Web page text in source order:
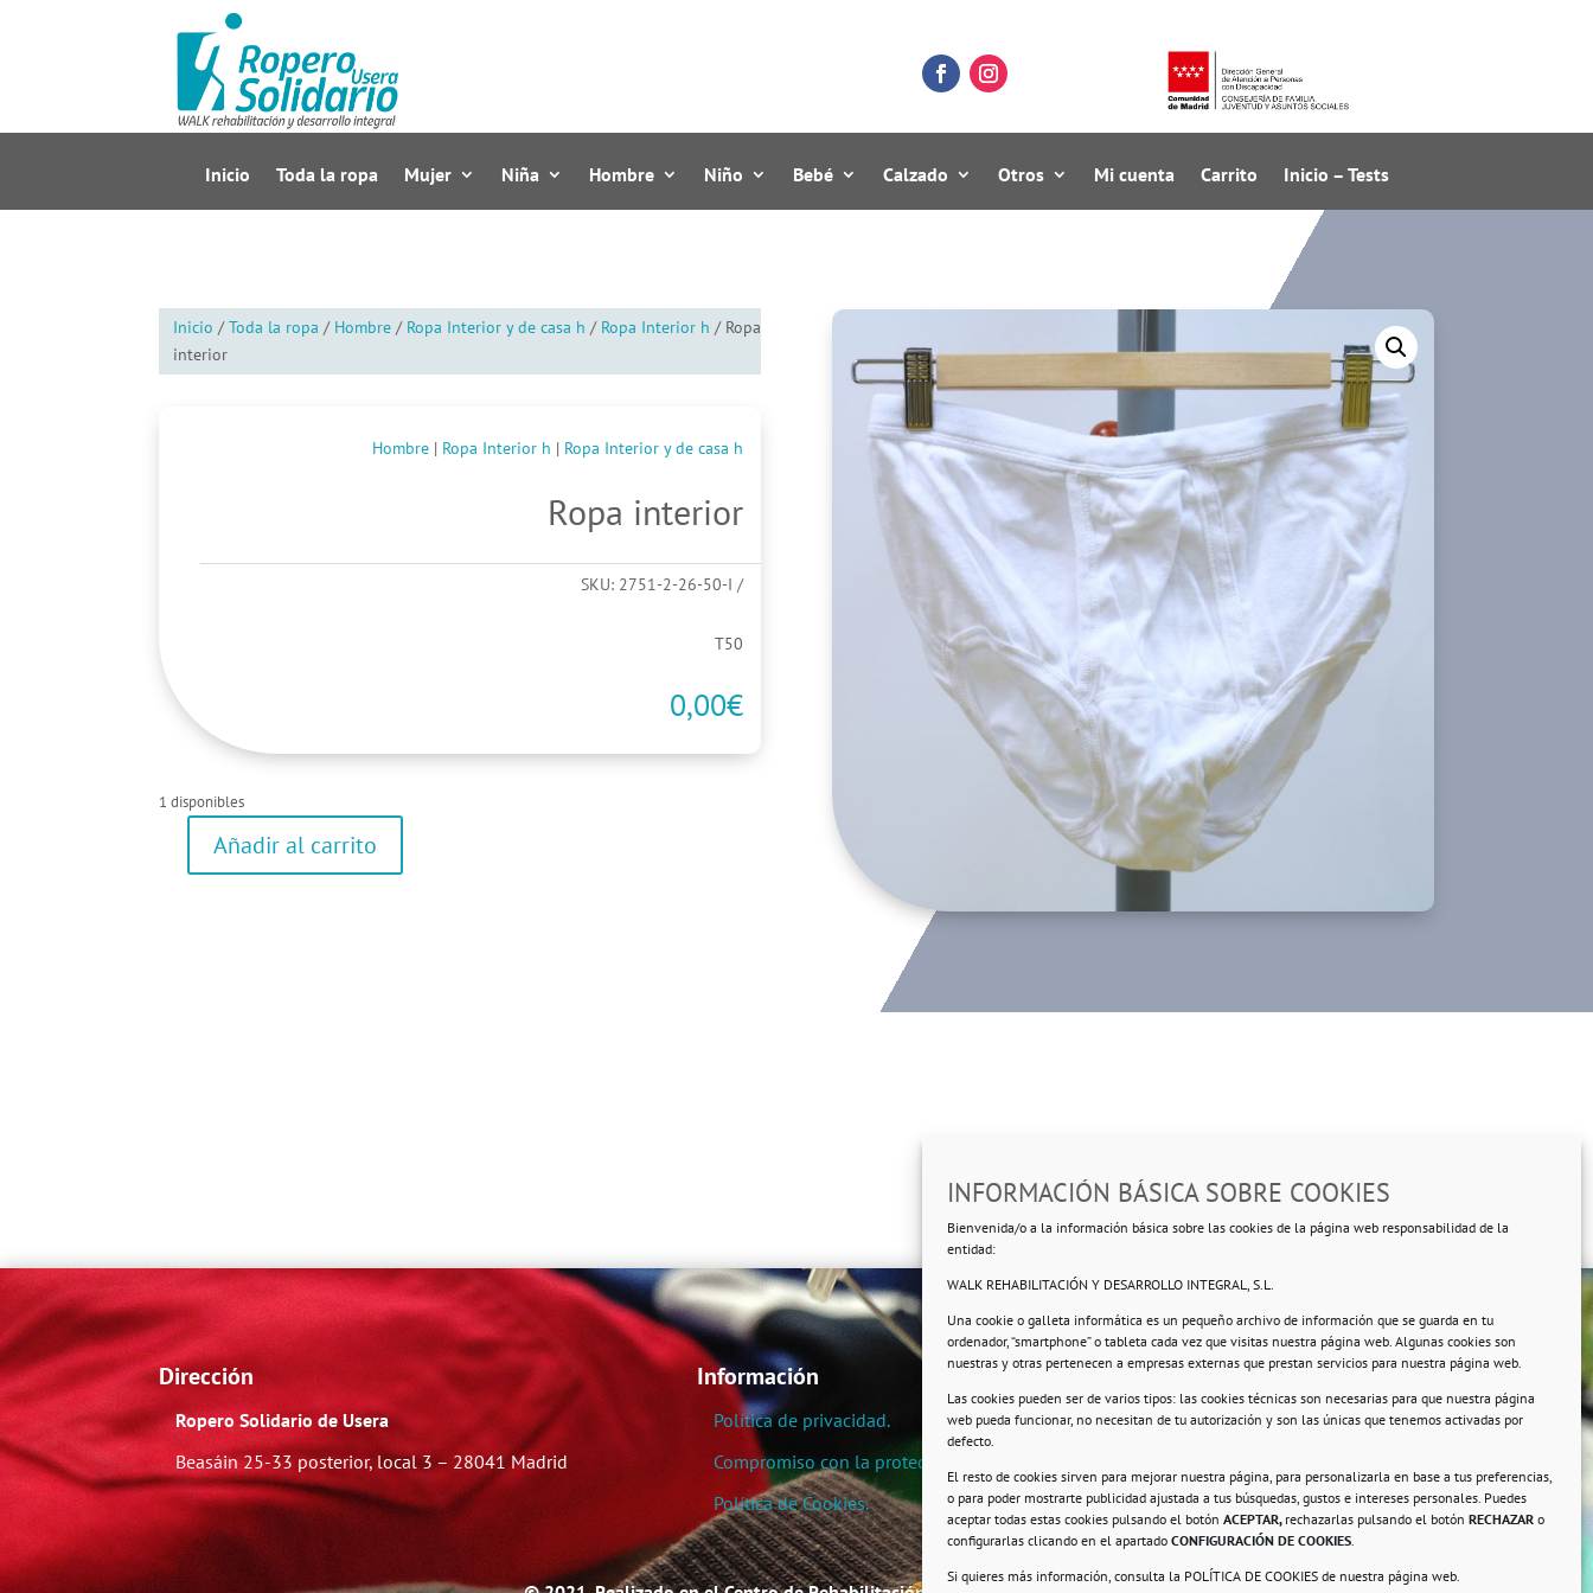
INFORMACIÓN BÁSICA SOBRE COOKIES
Bienvenida/o a la información básica sobre las cookies de la página web responsabilidad de la
entidad:
WALK REHABILITACIÓN Y DESARROLLO INTEGRAL, S.L.
Una cookie o galleta informática es un pequeño archivo de información que se guarda en tu
ordenador, “smartphone” o tableta cada vez que visitas nuestra página web. Algunas cookies son
nuestras y otras pertenecen a empresas externas que prestan servicios para nuestra página web.
Las cookies pueden ser de varios tipos: las cookies técnicas son necesarias para que nuestra página
web pueda funcionar, no necesitan de tu autorización y son las únicas que tenemos activadas por
defecto.
El resto de cookies sirven para mejorar nuestra página, para personalizarla en base a tus preferencias,
o para poder mostrarte publicidad ajustada a tus búsquedas, gustos e intereses personales. Puedes
aceptar todas estas cookies pulsando el botón ACEPTAR, rechazarlas pulsando el botón RECHAZAR o
configurarlas clicando en el apartado CONFIGURACIÓN DE COOKIES.
Si quieres más información, consulta la POLÍTICA DE COOKIES de nuestra página web.
Inicio Toda la ropa Mujer Niña Hombre Niño Bebé Calzado Otros Mi cuenta Carrito Inicio – Tests
Inicio /Toda la ropa / Hombre / Ropa Interior y de casa h / Ropa Interior h / Ropa
interior
Hombre | Ropa Interior h | Ropa Interior y de casa h
Ropa interior
SKU: 2751-2-26-50-I
T50
0,00€
1 disponibles
Añadir al carrito
Dirección
Ropero Solidario de Usera
Beasáin 25-33 posterior, local 3 – 28041 Madrid
Información
Política de privacidad.
Compromiso con la protección de datos personales.
Política de Cookies.